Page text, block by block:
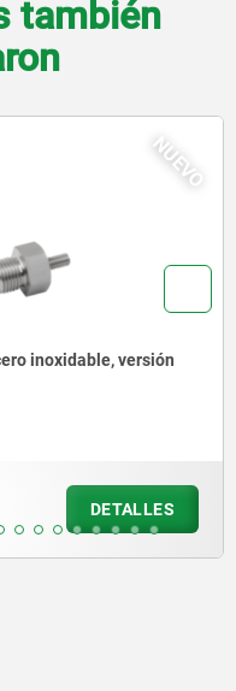
también
acero inoxidable sin
acero inoxidable
DETALLES